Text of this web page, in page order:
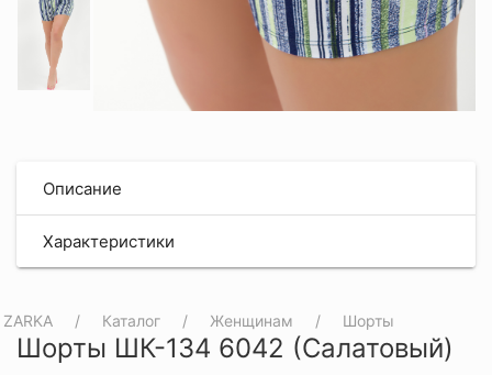
Описание
Характеристики
ZARKA Каталог Женщинам Шорты
Шорты ШК-134 6042 (Салатовый)